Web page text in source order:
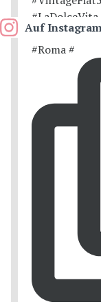
Postcards
#Roma #
Auf